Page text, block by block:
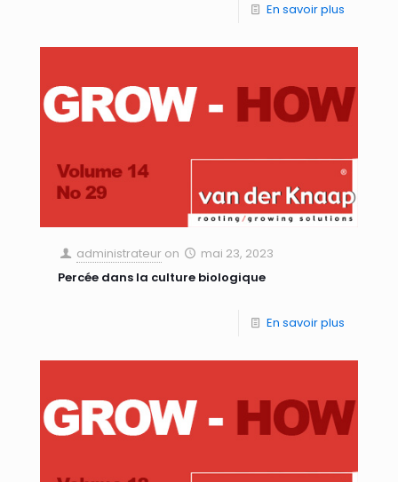
En savoir plus
administrateur on
mai 23, 2023
Percée dans la culture biologique
En savoir plus